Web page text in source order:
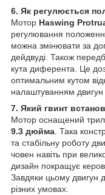
6. Як регулюється
Мотор Haswing
регулювання
можна змінювати за
дейдвуді. Також
кута диферента. Це
оптимальним кутом
налаштуванням
7. Який гвинт
Мотор оснащений
9.3 дюйма . Така
та стабільну роботу
човен навіть при
дизайн покращує
Завдяки цьому двигун
різних умовах.